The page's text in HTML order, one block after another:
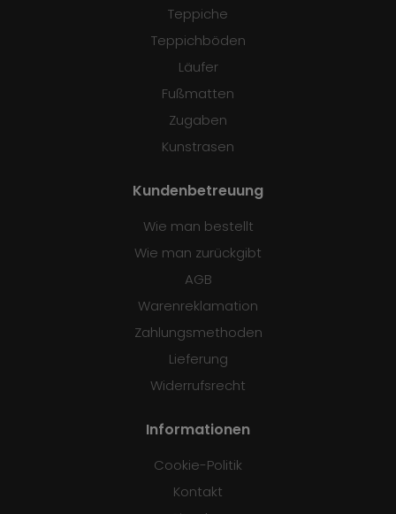
Teppiche
Teppichböden
Läufer
Fußmatten
Zugaben
Kunstrasen
Kundenbetreuung
Wie man bestellt
Wie man zurückgibt
AGB
Warenreklamation
Zahlungsmethoden
Lieferung
Widerrufsrecht
Informationen
Cookie-Politik
Kontakt